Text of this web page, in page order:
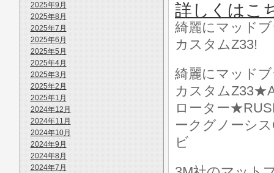
2025年9月
2025年8月
2025年7月
2025年6月
2025年5月
2025年4月
2025年3月
2025年2月
2025年1月
2024年12月
2024年11月
2024年10月
2024年9月
2024年8月
2024年7月
詳しくはこ
綺麗にマッド
カスタムZ33!
綺麗にマッド
カスタム
ローター
ークグノーシ
ビ